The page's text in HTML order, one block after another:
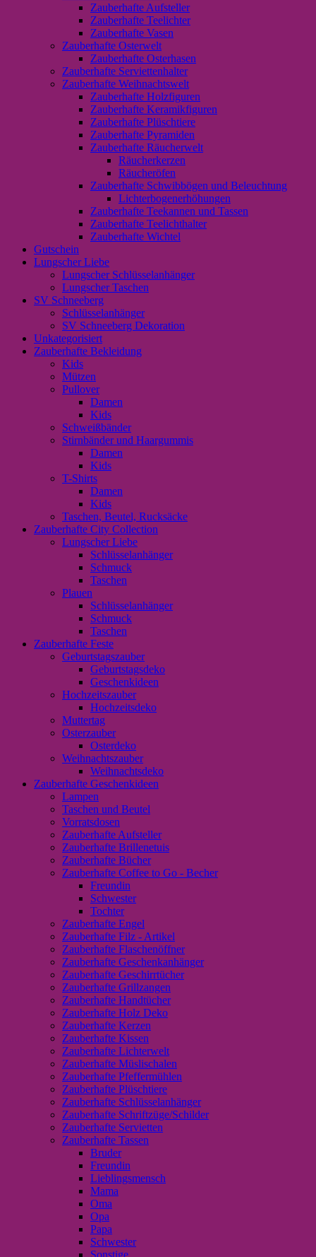
Zauberhafte Aufsteller
Zauberhafte Teelichter
Zauberhafte Vasen
Zauberhafte Osterwelt
Zauberhafte Osterhasen
Zauberhafte Serviettenhalter
Zauberhafte Weihnachtswelt
Zauberhafte Holzfiguren
Zauberhafte Keramikfiguren
Zauberhafte Plüschtiere
Zauberhafte Pyramiden
Zauberhafte Räucherwelt
Räucherkerzen
Räucheröfen
Zauberhafte Schwibbögen und Beleuchtung
Lichterbogenerhöhungen
Zauberhafte Teekannen und Tassen
Zauberhafte Teelichthalter
Zauberhafte Wichtel
Gutschein
Lungscher Liebe
Lungscher Schlüsselanhänger
Lungscher Taschen
SV Schneeberg
Schlüsselanhänger
SV Schneeberg Dekoration
Unkategorisiert
Zauberhafte Bekleidung
Kids
Mützen
Pullover
Damen
Kids
Schweißbänder
Stirnbänder und Haargummis
Damen
Kids
T-Shirts
Damen
Kids
Taschen, Beutel, Rucksäcke
Zauberhafte City Collection
Lungscher Liebe
Schlüsselanhänger
Schmuck
Taschen
Plauen
Schlüsselanhänger
Schmuck
Taschen
Zauberhafte Feste
Geburtstagszauber
Geburtstagsdeko
Geschenkideen
Hochzeitszauber
Hochzeitsdeko
Muttertag
Osterzauber
Osterdeko
Weihnachtszauber
Weihnachtsdeko
Zauberhafte Geschenkideen
Lampen
Taschen und Beutel
Vorratsdosen
Zauberhafte Aufsteller
Zauberhafte Brillenetuis
Zauberhafte Bücher
Zauberhafte Coffee to Go - Becher
Freundin
Schwester
Tochter
Zauberhafte Engel
Zauberhafte Filz - Artikel
Zauberhafte Flaschenöffner
Zauberhafte Geschenkanhänger
Zauberhafte Geschirrtücher
Zauberhafte Grillzangen
Zauberhafte Handtücher
Zauberhafte Holz Deko
Zauberhafte Kerzen
Zauberhafte Kissen
Zauberhafte Lichterwelt
Zauberhafte Müslischalen
Zauberhafte Pfeffermühlen
Zauberhafte Plüschtiere
Zauberhafte Schlüsselanhänger
Zauberhafte Schriftzüge/Schilder
Zauberhafte Servietten
Zauberhafte Tassen
Bruder
Freundin
Lieblingsmensch
Mama
Oma
Opa
Papa
Schwester
Sonstige